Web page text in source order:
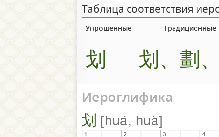
Таблица соответствия
Упрощенные Традиционные
划 划、劃
Иероглифика
划 huá, huà